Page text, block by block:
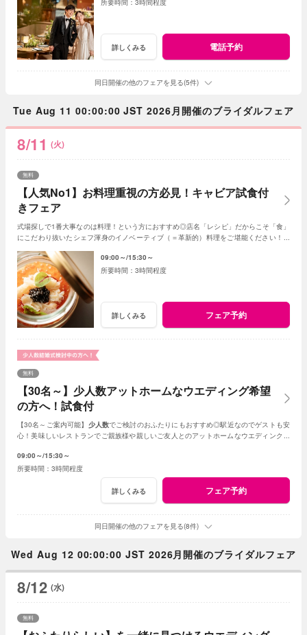
3時間程度
詳しくみる 電話予約
同日開催の他のフェアを見る(5件)
Tue Aug 11 00:00:00 JST 2026月開催のブライダルフェア
8/11 (火)
【人気No1】お料理重視の方必見！キャビア試食付
きフェア
無料
式場探しで1番大事なのは料理！という方におすすめ◎店名「レシピ」だからこそ「食」
にこだわり抜いたシェフ渾身のイノベーティブ（＝革新的）料理をご堪能ください！新
09:00～ 15:30～
3時間程度
詳しくみる フェア予約
【30名～】少人数アットホームなウエディング希望
の方へ！試食付
無料
【30名～ご案内可能】 少人数でご検討のおふたりにもおすすめ◎駅近なのでゲストも安
心！美味しいレストランでご親族様や親しいご友人とのアットホームなウエディングが
09:00～ 15:30～
3時間程度
詳しくみる フェア予約
同日開催の他のフェアを見る(8件)
Wed Aug 12 00:00:00 JST 2026月開催のブライダルフェア
8/12 (水)
無料